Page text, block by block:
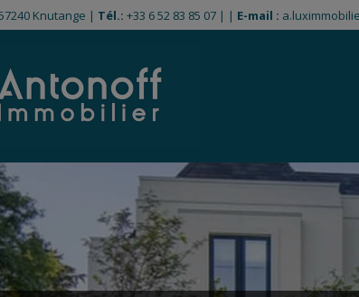
Knutange | Tél.: +33 6 52 83 85 07 | | E-mail :